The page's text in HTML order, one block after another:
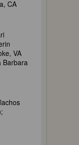
CA
VA
Barbara